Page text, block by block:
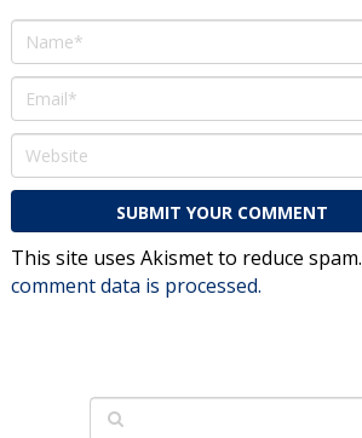
This site uses Akismet to reduce spam.
comment data is processed.